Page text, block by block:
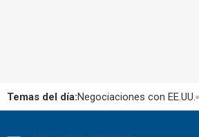
Temas del día:Negociaciones con EE.UU.